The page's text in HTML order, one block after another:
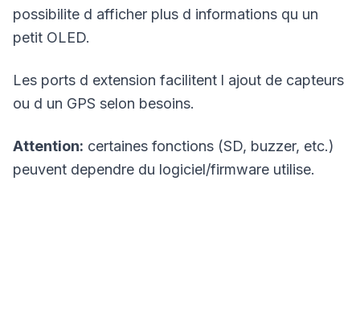
possibilite d afficher plus d informations qu un
petit OLED.
Les ports d extension facilitent l ajout de capteurs
ou d un GPS selon besoins.
Attention: certaines fonctions (SD, buzzer, etc.)
peuvent dependre du logiciel/firmware utilise.